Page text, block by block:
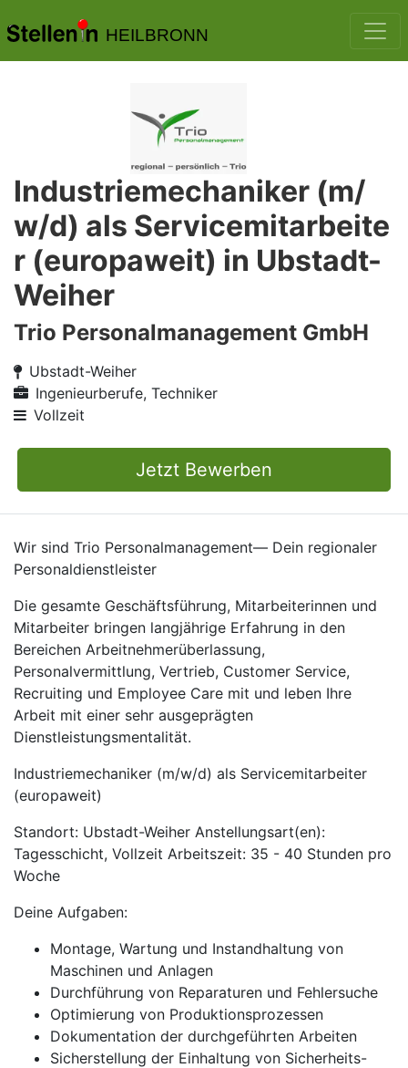
HEILBRONN
Industriemechaniker (m/
w/d) als Servicemitarbeite
r (europaweit) in Ubstadt-
Weiher
Trio Personalmanagement GmbH
Ubstadt-Weiher
Ingenieurberufe, Techniker
Vollzeit
Jetzt Bewerben
Wir sind Trio Personalmanagement— Dein regionaler
Personaldienstleister
Die gesamte Geschäftsführung, Mitarbeiterinnen und
Mitarbeiter bringen langjährige Erfahrung in den
Bereichen Arbeitnehmerüberlassung,
Personalvermittlung, Vertrieb, Customer Service,
Recruiting und Employee Care mit und leben Ihre
Arbeit mit einer sehr ausgeprägten
Dienstleistungsmentalität.
Industriemechaniker (m/w/d) als Servicemitarbeiter
(europaweit)
Standort: Ubstadt-Weiher Anstellungsart(en):
Tagesschicht, Vollzeit Arbeitszeit: 35 - 40 Stunden pro
Woche
Deine Aufgaben:
Montage, Wartung und Instandhaltung von
Maschinen und Anlagen
Durchführung von Reparaturen und Fehlersuche
Optimierung von Produktionsprozessen
Dokumentation der durchgeführten Arbeiten
Sicherstellung der Einhaltung von Sicherheits-